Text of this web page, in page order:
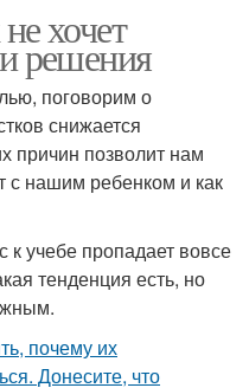
хочет
решения
поговорим о
снижается
причин позволит нам
с нашим ребенком и как
к учебе пропадает вовсе
тенденция есть, но